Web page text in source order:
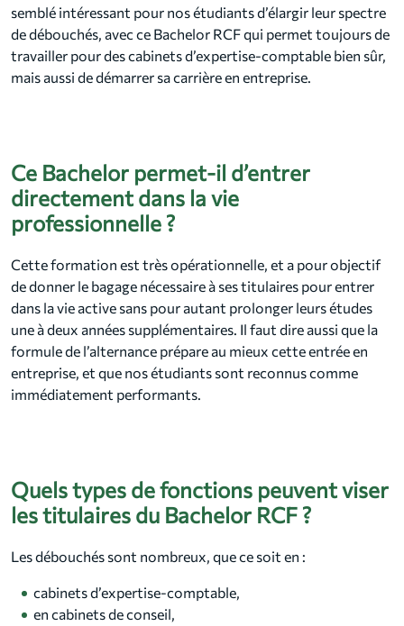
semblé intéressant pour nos étudiants d’élargir leur spectre
de débouchés, avec ce Bachelor RCF qui permet toujours de
travailler pour des cabinets d’expertise-comptable bien sûr,
mais aussi de démarrer sa carrière en entreprise.
Ce Bachelor permet-il d’entrer
directement dans la vie
professionnelle ?
Cette formation est très opérationnelle, et a pour objectif
de donner le bagage nécessaire à ses titulaires pour entrer
dans la vie active sans pour autant prolonger leurs études
une à deux années supplémentaires. Il faut dire aussi que la
formule de l’alternance prépare au mieux cette entrée en
entreprise, et que nos étudiants sont reconnus comme
immédiatement performants.
Quels types de fonctions peuvent viser
les titulaires du Bachelor RCF ?
Les débouchés sont nombreux, que ce soit en :
cabinets d’expertise-comptable,
en cabinets de conseil,